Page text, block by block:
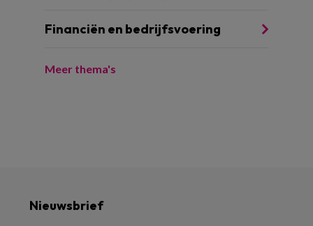
Financiën en bedrijfsvoering
Meer thema's
Nieuwsbrief